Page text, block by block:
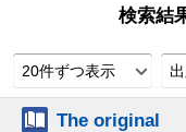
検索結
20件ずつ表示
The original